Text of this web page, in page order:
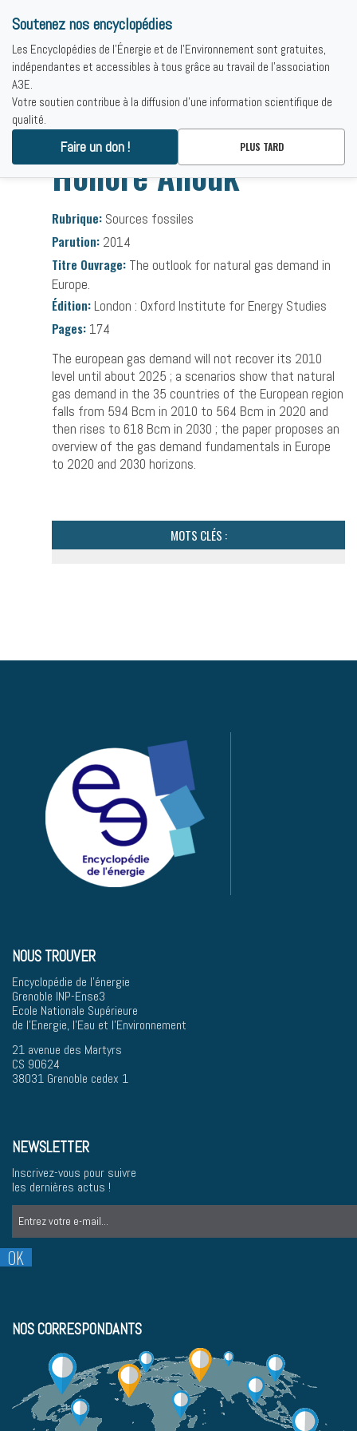
Bibliographies -
Honore Anouk
Rubrique: Sources fossiles
Parution: 2014
Titre Ouvrage: The outlook for natural gas demand in
Europe.
Édition: London : Oxford Institute for Energy Studies
Pages: 174
The european gas demand will not recover its 2010
level until about 2025 ; a scenarios show that natural
gas demand in the 35 countries of the European region
falls from 594 Bcm in 2010 to 564 Bcm in 2020 and
then rises to 618 Bcm in 2030 ; the paper proposes an
overview of the gas demand fundamentals in Europe
to 2020 and 2030 horizons.
MOTS CLÉS :
NOUS TROUVER
Encyclopédie de l'énergie
Grenoble INP-Ense3
Ecole Nationale Supérieure
de l'Energie, l'Eau et l'Environnement
21 avenue des Martyrs
CS 90624
38031 Grenoble cedex 1
NEWSLETTER
Inscrivez-vous pour suivre
les dernières actus !
NOS CORRESPONDANTS
Soutenez nos encyclopédies
Les Encyclopédies de l'Énergie et de l'Environnement sont gratuites,
indépendantes et accessibles à tous grâce au travail de l'association
A3E.
Votre soutien contribue à la diffusion d'une information scientifique de
qualité.
Faire un don ! PLUS TARD